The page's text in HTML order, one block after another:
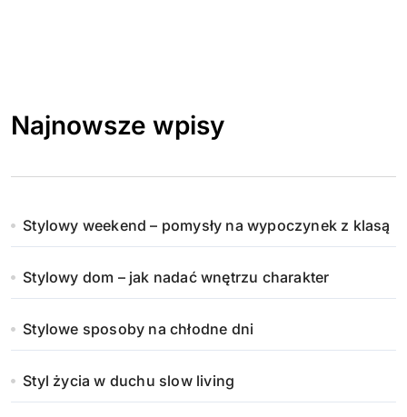
Najnowsze wpisy
Stylowy weekend – pomysły na wypoczynek z klasą
Stylowy dom – jak nadać wnętrzu charakter
Stylowe sposoby na chłodne dni
Styl życia w duchu slow living